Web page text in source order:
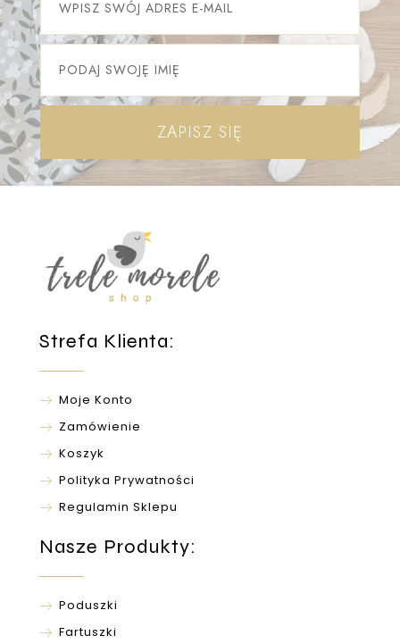
ZAPISZ SIĘ
Strefa Klienta:
Moje Konto
Zamówienie
Koszyk
Polityka Prywatności
Regulamin Sklepu
Nasze Produkty:
Poduszki
Fartuszki